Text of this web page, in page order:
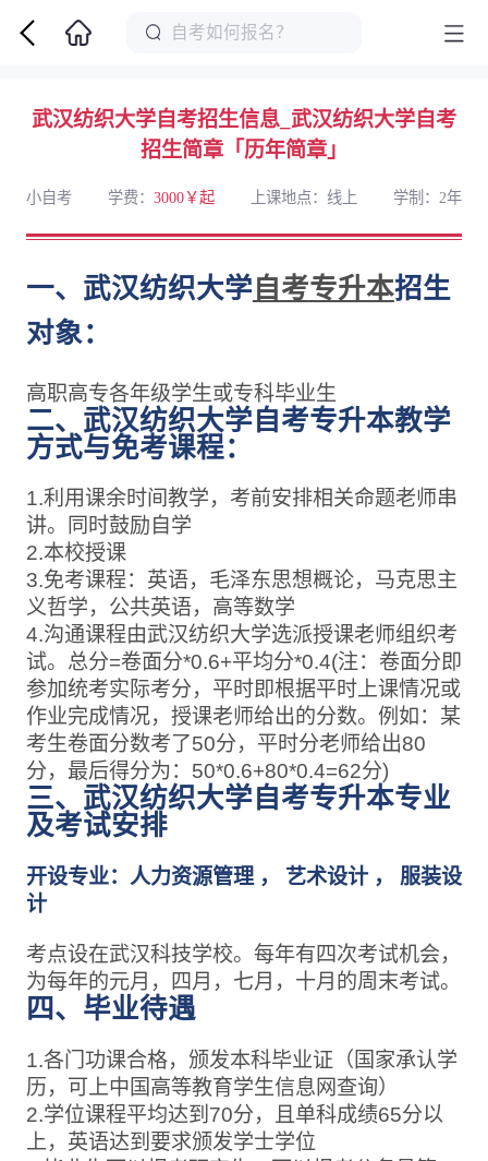
武汉纺织大学自考招生信息_武汉纺织大学自考
招生简章「历年简章」
小自考 学费： 3000￥起 上课地点：线上 学制：2年
一、武汉纺织大学自考专升本招生
对象：
高职高专各年级学生或专科毕业生
二、武汉纺织大学自考专升本教学
方式与免考课程：
1.利用课余时间教学，考前安排相关命题老师串
讲。同时鼓励自学
2.本校授课
3.免考课程：英语，毛泽东思想概论，马克思主
义哲学，公共英语，高等数学
4.沟通课程由武汉纺织大学选派授课老师组织考
试。总分=卷面分*0.6+平均分*0.4(注：卷面分即
参加统考实际考分，平时即根据平时上课情况或
作业完成情况，授课老师给出的分数。例如：某
考生卷面分数考了50分，平时分老师给出80
分，最后得分为：50*0.6+80*0.4=62分)
三、武汉纺织大学自考专升本专业
及考试安排
开设专业：人力资源管理 ， 艺术设计 ， 服装设
计
考点设在武汉科技学校。每年有四次考试机会，
为每年的元月，四月，七月，十月的周末考试。
四、毕业待遇
1.各门功课合格，颁发本科毕业证（国家承认学
历，可上中国高等教育学生信息网查询）
2.学位课程平均达到70分，且单科成绩65分以
上，英语达到要求颁发学士学位